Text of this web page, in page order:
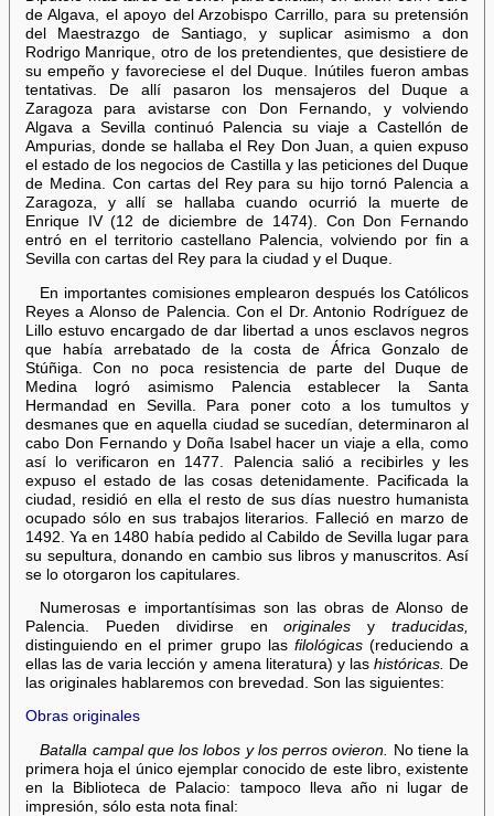
de Algava, el apoyo del Arzobispo Carrillo, para su pretensión
del Maestrazgo de Santiago, y suplicar asimismo a don
Rodrigo Manrique, otro de los pretendientes, que desistiere de
su empeño y favoreciese el del Duque. Inútiles fueron ambas
tentativas. De allí pasaron los mensajeros del Duque a
Zaragoza para avistarse con Don Fernando, y volviendo
Algava a Sevilla continuó Palencia su viaje a Castellón de
Ampurias, donde se hallaba el Rey Don Juan, a quien expuso
el estado de los negocios de Castilla y las peticiones del Duque
de Medina. Con cartas del Rey para su hijo tornó Palencia a
Zaragoza, y allí se hallaba cuando ocurrió la muerte de
Enrique IV (12 de diciembre de 1474). Con Don Fernando
entró en el territorio castellano Palencia, volviendo por fin a
Sevilla con cartas del Rey para la ciudad y el Duque.
En importantes comisiones emplearon después los Católicos
Reyes a Alonso de Palencia. Con el Dr. Antonio Rodríguez de
Lillo estuvo encargado de dar libertad a unos esclavos negros
que había arrebatado de la costa de África Gonzalo de
Stúñiga. Con no poca resistencia de parte del Duque de
Medina logró asimismo Palencia establecer la Santa
Hermandad en Sevilla. Para poner coto a los tumultos y
desmanes que en aquella ciudad se sucedían, determinaron al
cabo Don Fernando y Doña Isabel hacer un viaje a ella, como
así lo verificaron en 1477. Palencia salió a recibirles y les
expuso el estado de las cosas detenidamente. Pacificada la
ciudad, residió en ella el resto de sus días nuestro humanista
ocupado sólo en sus trabajos literarios. Falleció en marzo de
1492. Ya en 1480 había pedido al Cabildo de Sevilla lugar para
su sepultura, donando en cambio sus libros y manuscritos. Así
se lo otorgaron los capitulares.
Numerosas e importantísimas son las obras de Alonso de
Palencia. Pueden dividirse enoriginales ytraducidas,
distinguiendo en el primer grupo las filológicas(reduciendo a
ellas las de varia lección y amena literatura) y lashistóricas. De
las originales hablaremos con brevedad. Son las siguientes:
Obras originales
Batalla campal que los lobos y los perros ovieron.
No tiene la
primera hoja el único ejemplar conocido de este libro, existente
en la Biblioteca de Palacio: tampoco lleva año ni lugar de
impresión, sólo esta nota final: